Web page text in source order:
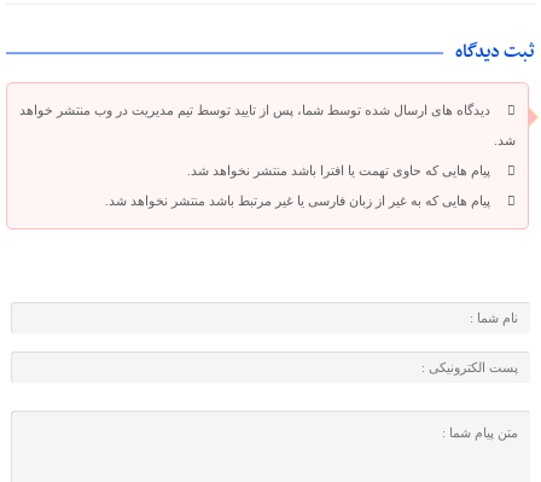
ثبت دیدگاه
دیدگاه های ارسال شده توسط شما، پس از تایید توسط تیم مدیریت در وب منتشر خواهد
شد.
پیام هایی که حاوی تهمت یا افترا باشد منتشر نخواهد شد.
پیام هایی که به غیر از زبان فارسی یا غیر مرتبط باشد منتشر نخواهد شد.